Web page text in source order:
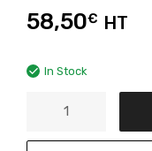
58,50€ HT
In Stock